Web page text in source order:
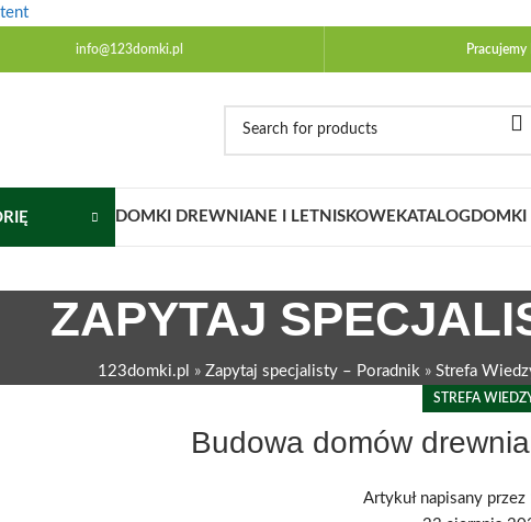
info@123domki.pl
DOMKI DREWNIANE I LETNISKOWE KATALOG DOMKI
ZAPYTAJ
123domki.pl » Zapytaj specjalisty – Poradnik» Strefa
STREFA
Budowa domów
Artykuł napisany przez